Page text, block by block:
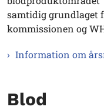
samtidig grundlaget
kommissionen og
Information om
Blod